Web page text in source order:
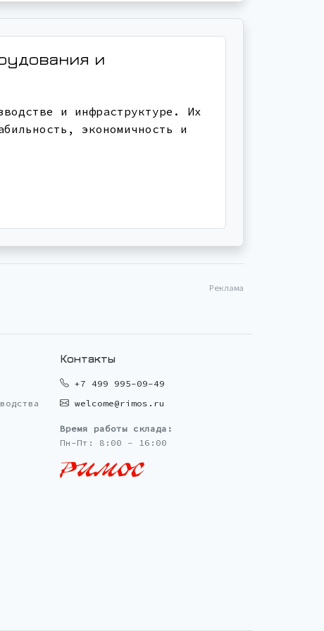
и
и инфраструктуре. Их
экономичность и
Реклама
Контакты
+7 499 995-09-49
welcome@rimos.ru
Время работы склада:
Пн-Пт: 8:00 - 16:00